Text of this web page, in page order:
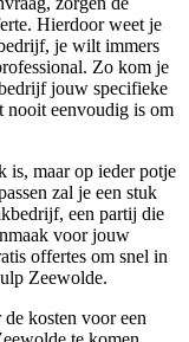
Hierdoor weet je
je wilt immers
Zo kom je
jouw specifieke
nooit eenvoudig is om
is, maar op ieder potje
zal je een stuk
een partij die
voor jouw
offertes om snel in
Zeewolde.
kosten voor een